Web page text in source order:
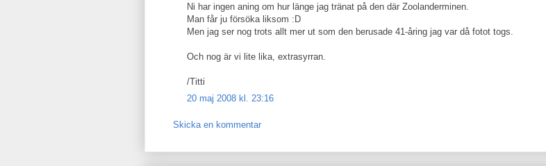
Ni har ingen aning om hur länge jag tränat på den där Zoolanderminen.
Man får ju försöka liksom :D
Men jag ser nog trots allt mer ut som den berusade 41-åring jag var då fotot togs.
Och nog är vi lite lika, extrasyrran.
/Titti
20 maj 2008 kl. 23:16
Skicka en kommentar